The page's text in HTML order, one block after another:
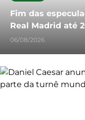
Fim das
Real Madrid até
06/08/2026